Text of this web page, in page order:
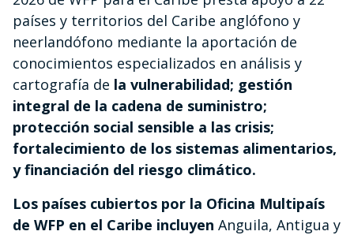
países y territorios del Caribe anglófono y
neerlandófono mediante la aportación de
conocimientos especializados en análisis y
cartografía de la vulnerabilidad; gestión
integral de la cadena de suministro;
protección social sensible a las crisis;
fortalecimiento de los sistemas alimentarios,
y financiación del riesgo climático.
Los países cubiertos por la Oficina Multipaís
de WFP en el Caribe incluyen Anguila, Antigua y